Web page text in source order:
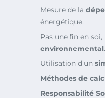
Mesure de la
énergétique.
Pas une fin en
environnemental.
Utilisation d’un
Méthodes de
Responsabilité